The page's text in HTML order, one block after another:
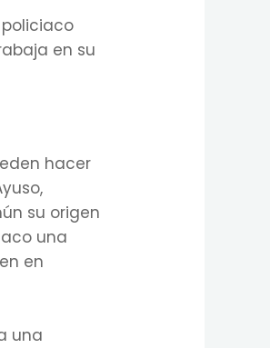
en su
hacer
su origen
una
en
una